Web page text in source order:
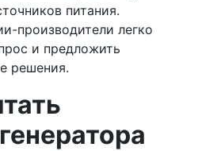
питания.
производители легко
и предложить
решения.